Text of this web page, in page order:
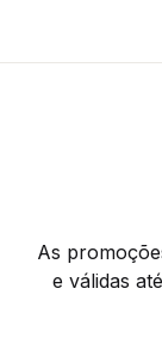
As
e válidas